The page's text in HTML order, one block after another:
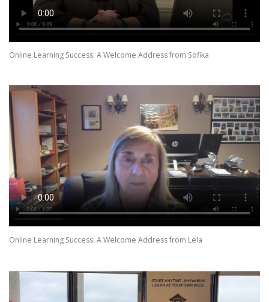
Online Learning Success: A Welcome Address from Sofika
Online Learning Success: A Welcome Address from Lela